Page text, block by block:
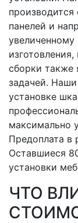
производится
панелей и
сборки также
задачей.
установке
максимально
Предоплата в
Оставшиеся
установки
ЧТО